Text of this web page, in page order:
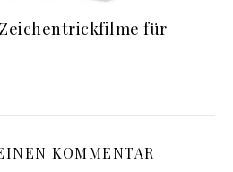
für
KOMMENTAR